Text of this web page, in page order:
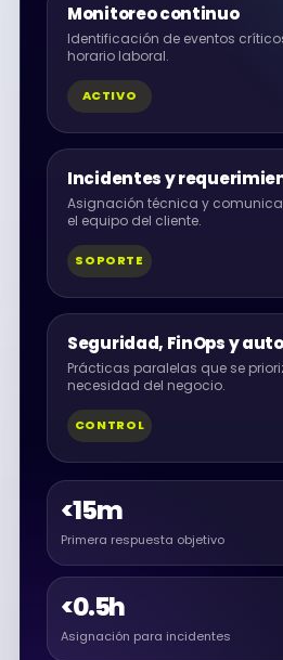
Monitoreo continuo
Identificación de eventos
horario laboral.
ACTIVO
Incidentes y
Asignación técnica y
el equipo del cliente.
SOPORTE
Seguridad, FinOps y
Prácticas paralelas que se
necesidad del negocio.
CONTROL
<15m
Primera respuesta objetivo
<0.5h
Asignación para incidentes